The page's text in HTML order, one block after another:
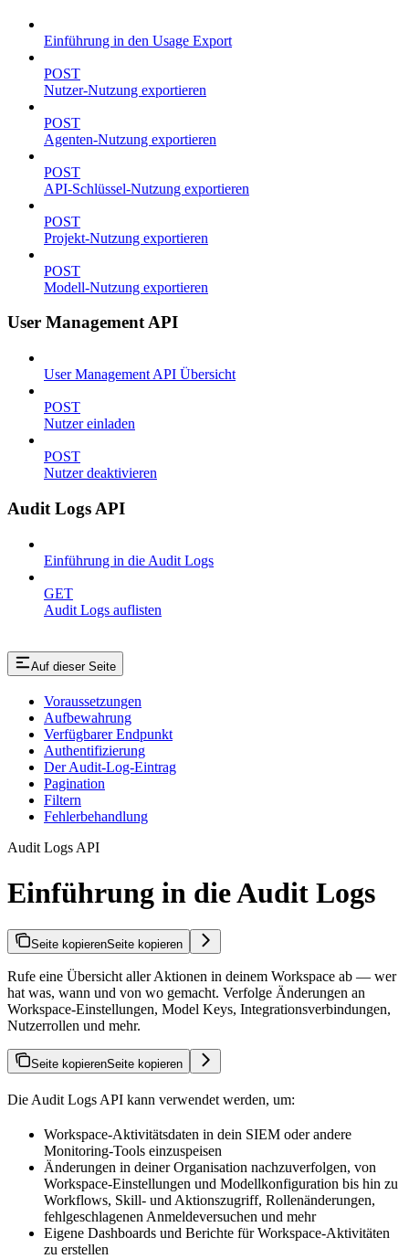
Einführung in den Usage Export
POST
Nutzer-Nutzung exportieren
POST
Agenten-Nutzung exportieren
POST
API-Schlüssel-Nutzung exportieren
POST
Projekt-Nutzung exportieren
POST
Modell-Nutzung exportieren
User Management API
User Management API Übersicht
POST
Nutzer einladen
POST
Nutzer deaktivieren
Audit Logs API
Einführung in die Audit Logs
GET
Audit Logs auflisten
Auf dieser Seite
Voraussetzungen
Aufbewahrung
Verfügbarer Endpunkt
Authentifizierung
Der Audit-Log-Eintrag
Pagination
Filtern
Fehlerbehandlung
Audit Logs API
Einführung in die Audit Logs
Seite kopierenSeite kopieren
Rufe eine Übersicht aller Aktionen in deinem Workspace ab — wer
hat was, wann und von wo gemacht. Verfolge Änderungen an
Workspace-Einstellungen, Model Keys, Integrationsverbindungen,
Nutzerrollen und mehr.
Seite kopierenSeite kopieren
Die Audit Logs API kann verwendet werden, um:
Workspace-Aktivitätsdaten in dein SIEM oder andere
Monitoring-Tools einzuspeisen
Änderungen in deiner Organisation nachzuverfolgen, von
Workspace-Einstellungen und Modellkonfiguration bis hin zu
Workflows, Skill- und Aktionszugriff, Rollenänderungen,
fehlgeschlagenen Anmeldeversuchen und mehr
Eigene Dashboards und Berichte für Workspace-Aktivitäten
zu erstellen